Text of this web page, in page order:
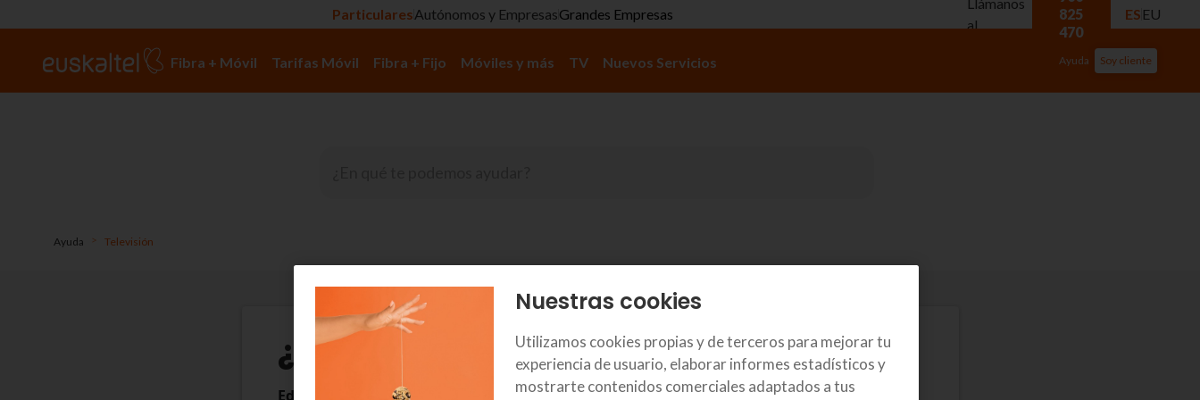
ParticularesAutónomos y EmpresasGrandes Empresas
al
825
470
ES EU
Fibra + Móvil Tarifas Móvil Fibra + Fijo Móviles y más TV Nuevos Servicios Ayuda Soy cliente
Ayuda > Televisión
¿Qué es EDONON TV?
Edonon TV es la aplicación de TV de Euskaltel
Nuestras cookies
Utilizamos cookies propias y de terceros para mejorar tu
experiencia de usuario, elaborar informes estadísticos y
mostrarte contenidos comerciales adaptados a tus